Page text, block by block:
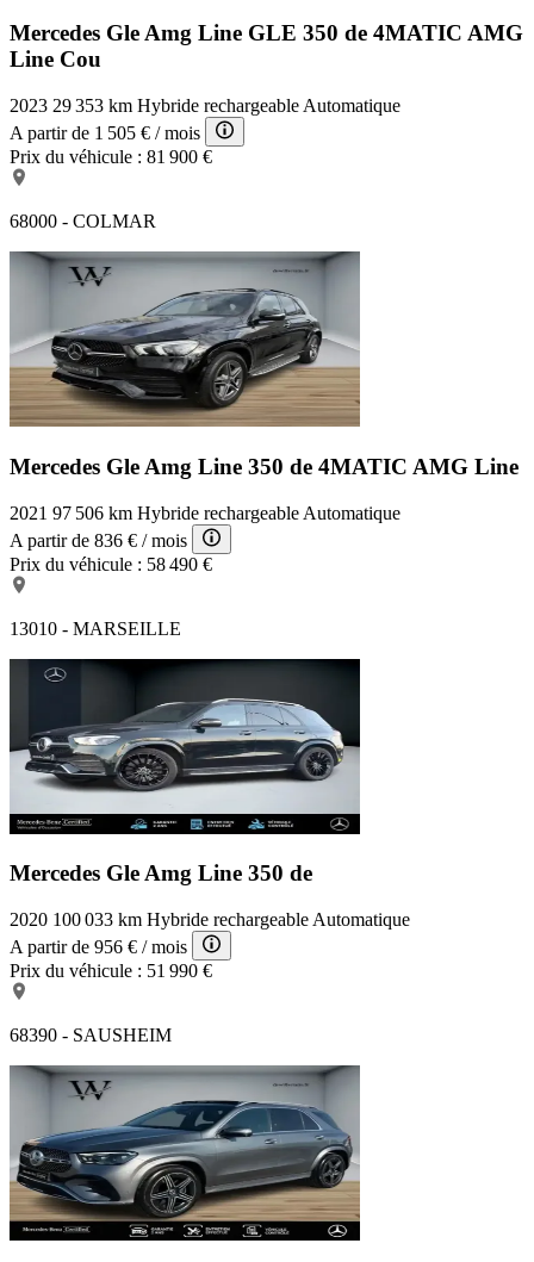
Mercedes Gle Amg Line GLE 350 de 4MATIC AMG
Line Cou
2023 29 353 km Hybride rechargeable Automatique
A partir de 1 505 € / mois
Prix du véhicule : 81 900 €
68000 - COLMAR
Mercedes Gle Amg Line 350 de 4MATIC AMG Line
2021 97 506 km Hybride rechargeable Automatique
A partir de 836 € / mois
Prix du véhicule : 58 490 €
13010 - MARSEILLE
Mercedes Gle Amg Line 350 de
2020 100 033 km Hybride rechargeable Automatique
A partir de 956 € / mois
Prix du véhicule : 51 990 €
68390 - SAUSHEIM